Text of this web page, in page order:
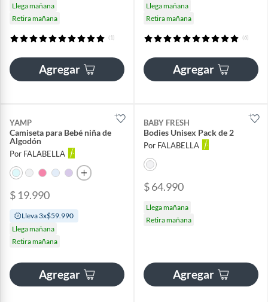
Llega mañana
Retira mañana
(1)
Agregar
Llega mañana
Retira mañana
(6)
Agregar
YAMP
Camiseta para Bebé niña de
Algodón
Por FALABELLA
$ 19.990
Lleva 3x$59.990
Llega mañana
Retira mañana
Agregar
BABY FRESH
Bodies Unisex Pack de 2
Por FALABELLA
$ 64.990
Llega mañana
Retira mañana
Agregar